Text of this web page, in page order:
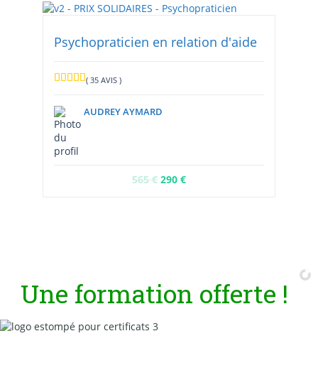
Psychopraticien en relation d'aide
( 35 AVIS )
AUDREY AYMARD
565 € 290 €
Une formation offerte !